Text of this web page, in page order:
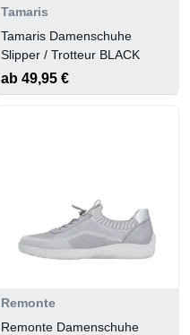
Tamaris
Tamaris Damenschuhe
Slipper / Trotteur BLACK
ab 49,95 €
Remonte
Remonte Damenschuhe